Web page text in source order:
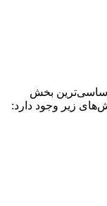
بخش
زیر وجود دارد: